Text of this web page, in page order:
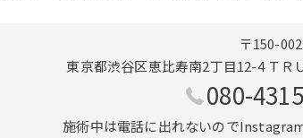
〒150-
東京都渋谷区恵比寿南2丁目12-4 ＴＲ
080-
施術中は電話に出れないので